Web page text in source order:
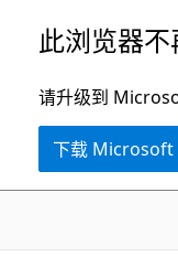
此浏览器不
请升级到
下载 Microsoft